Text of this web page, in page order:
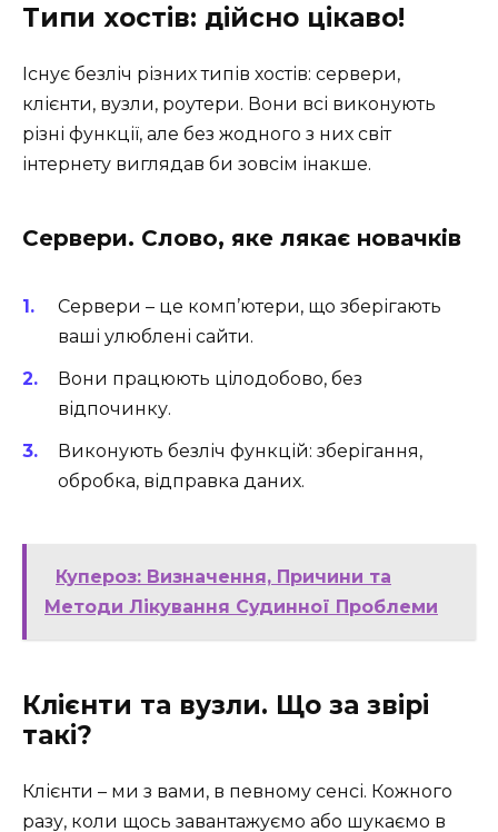
Типи хостів: дійсно цікаво!
Існує безліч різних типів хостів: сервери,
клієнти, вузли, роутери. Вони всі виконують
різні функції, але без жодного з них світ
інтернету виглядав би зовсім інакше.
Сервери. Слово, яке лякає новачків
Сервери – це комп’ютери, що зберігають
ваші улюблені сайти.
Вони працюють цілодобово, без
відпочинку.
Виконують безліч функцій: зберігання,
обробка, відправка даних.
Купероз: Визначення, Причини та
Методи Лікування Судинної Проблеми
Клієнти та вузли. Що за звірі
такі?
Клієнти – ми з вами, в певному сенсі. Кожного
разу, коли щось завантажуємо або шукаємо в